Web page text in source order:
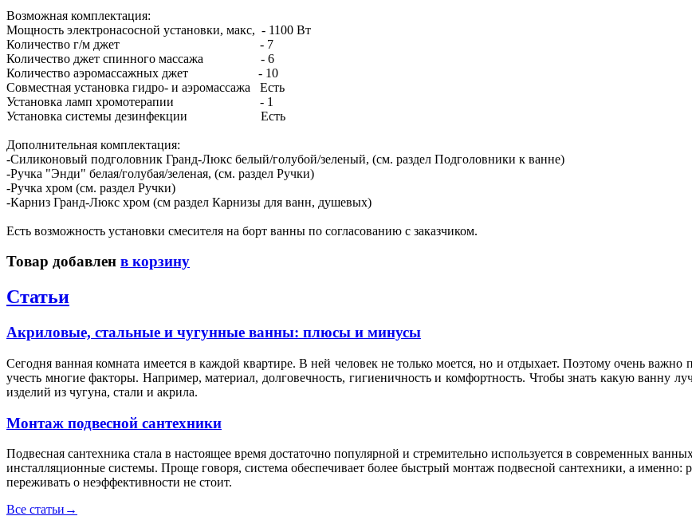
Возможная комплектация:
Мощность электронасосной установки, макс, - 1100 Вт
Количество г/м джет - 7
Количество джет спинного массажа - 6
Количество аэромассажных джет - 10
Совместная установка гидро- и аэромассажа Есть
Установка ламп хромотерапии - 1
Установка системы дезинфекции Есть
Дополнительная комплектация:
-Силиконовый подголовник Гранд-Люкс белый/голубой/зеленый, (см. раздел Подголовники к ванне)
-Ручка "Энди" белая/голубая/зеленая, (см. раздел Ручки)
-Ручка хром (см. раздел Ручки)
-Карниз Гранд-Люкс хром (см раздел Карнизы для ванн, душевых)
Есть возможность установки смесителя на борт ванны по согласованию с заказчиком.
Товар добавлен в корзину
Статьи
Акриловые, стальные и чугунные ванны: плюсы и минусы
Сегодня ванная комната имеется в каждой квартире. В ней человек не только моется, но и отдыхает. Поэтому очень
учесть многие факторы. Например, материал, долговечность, гигиеничность и комфортность. Чтобы знать какую ванну
изделий из чугуна, стали и акрила.
Монтаж подвесной сантехники
Подвесная сантехника стала в настоящее время достаточно популярной и стремительно используется в современных
инсталляционные системы. Проще говоря, система обеспечивает более быстрый монтаж подвесной сантехники, а
переживать о неэффективности не стоит.
Все статьи →